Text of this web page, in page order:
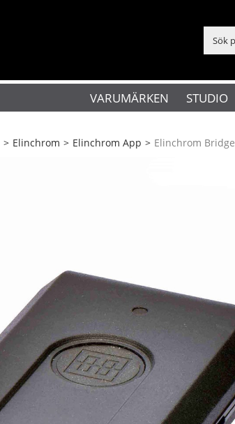
VARUMÄRKEN STUDIO
> Elinchrom > Elinchrom App > Elinchrom Bridge